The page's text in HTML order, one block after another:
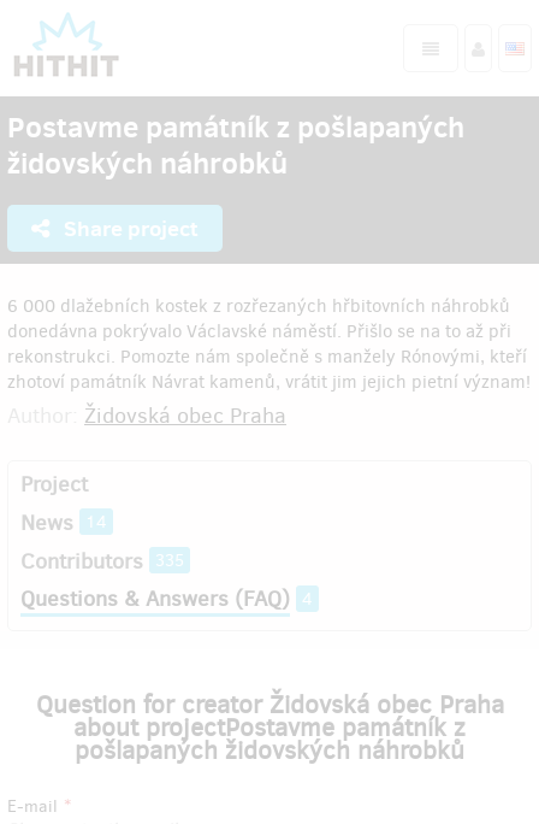
Postavme památník z pošlapaných
židovských náhrobků
Share project
6 000 dlažebních kostek z rozřezaných hřbitovních náhrobků
donedávna pokrývalo Václavské náměstí. Přišlo se na to až při
rekonstrukci. Pomozte nám společně s manžely Rónovými, kteří
zhotoví památník Návrat kamenů, vrátit jim jejich pietní význam!
Židovská obec Praha
Project
News
14
Contributors 335
Questions & Answers (FAQ) 4
Question for creator Židovská obec Praha
about projectPostavme památník z
pošlapaných židovských náhrobků
E-mail